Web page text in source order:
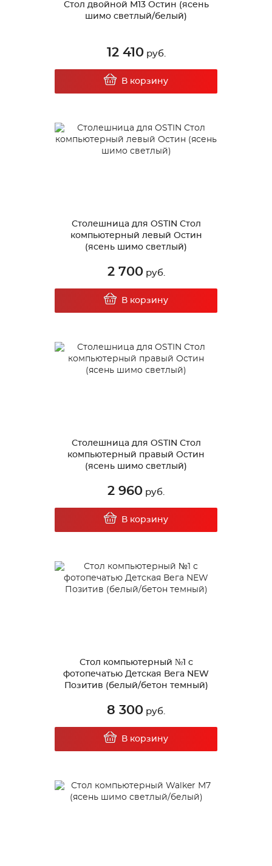
Стол двойной М13 Остин (ясень
шимо светлый/белый)
12 410руб.
В корзину
Столешница для OSTIN Стол
компьютерный левый Остин
(ясень шимо светлый)
2 700руб.
В корзину
Столешница для OSTIN Стол
компьютерный правый Остин
(ясень шимо светлый)
2 960 руб.
В корзину
Стол компьютерный №1 с
фотопечатью Детская Вега NEW
Позитив (белый/бетон темный)
8 300 руб.
В корзину